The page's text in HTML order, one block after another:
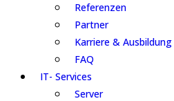
Referenzen
Partner
Karriere & Ausbildung
FAQ
IT- Services
Server